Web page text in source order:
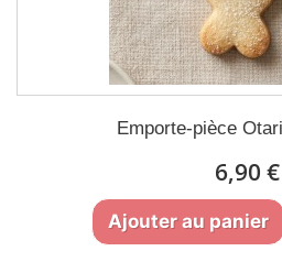
Emporte-pièce
6,90 €
Ajouter au panier